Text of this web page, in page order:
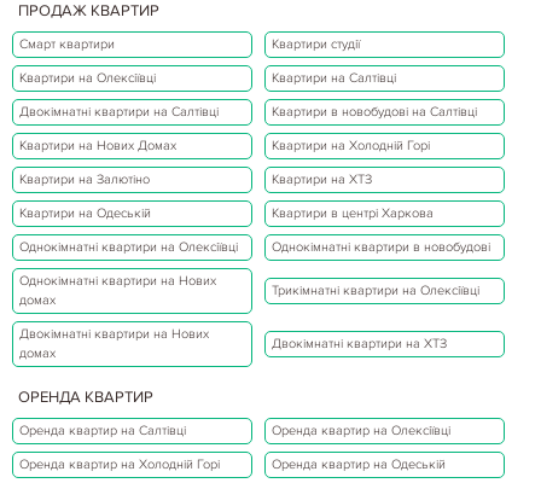
ПРОДАЖ КВАРТИР
Смарт квартири Квартири студії
Квартири на Олексіївці Квартири на Салтівці
Двокімнатні квартири на Салтівці Квартири в новобудові на Салтівці
Квартири на Нових Домах Квартири на Холодній Горі
Квартири на Залютіно Квартири на ХТЗ
Квартири на Одеській Квартири в центрі Харкова
Однокімнатні квартири на Олексіївці Однокімнатні квартири в новобудові
Однокімнатні квартири на Нових
домах
Трикімнатні квартири на Олексіївці
Двокімнатні квартири на Нових
домах
Двокімнатні квартири на ХТЗ
ОРЕНДА КВАРТИР
Оренда квартир на Салтівці Оренда квартир на Олексіївці
Оренда квартир на Холодній Горі Оренда квартир на Одеській